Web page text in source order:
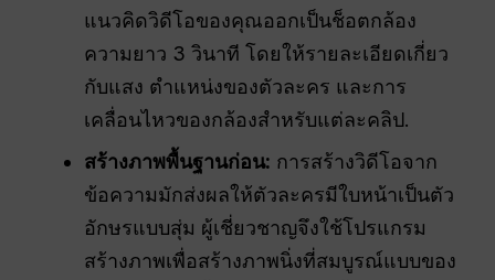
แนวคิดวิดีโอของคุณออกเป็นช็อตกล้อง
ความยาว 3 วินาที โดยให้รายละเอียดเกี่ยว
กับแสง ตำแหน่งของตัวละคร และการ
เคลื่อนไหวของกล้องสำหรับแต่ละคลิป.
สร้างภาพพื้นฐานก่อน: การสร้างวิดีโอจาก
ข้อความมักส่งผลให้ตัวละครมีใบหน้าเป็นตัว
อักษรแบบสุ่ม ผู้เชี่ยวชาญจึงใช้โปรแกรม
สร้างภาพเพื่อสร้างภาพนิ่งที่สมบูรณ์แบบของ